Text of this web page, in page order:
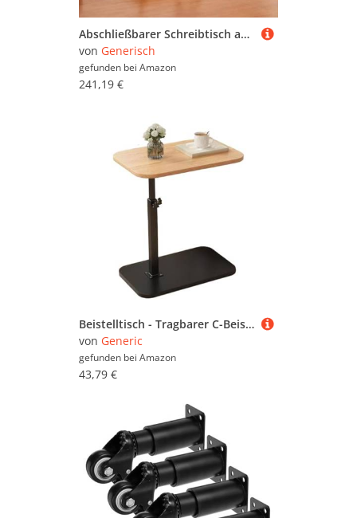
Abschließbarer Schreibtisch aus Holz mit 2 Schubladen, stilvoller und funktionaler Aufbewahrungsschrank für Zuhause, kompakter Organizer für Büro und Zuhause
von Generisch
gefunden bei Amazon
241,19 €
Beistelltisch - Tragbarer C-Beistelltisch, 360 Grad drehbarer Beistelltisch für kleine Räume | Eleganter und funktionaler Sofatisch, Nachttisch, Laptop-Schreibtisch für Wohnzimmer, Schlafzimmer, Stud
von Generic
gefunden bei Amazon
43,79 €